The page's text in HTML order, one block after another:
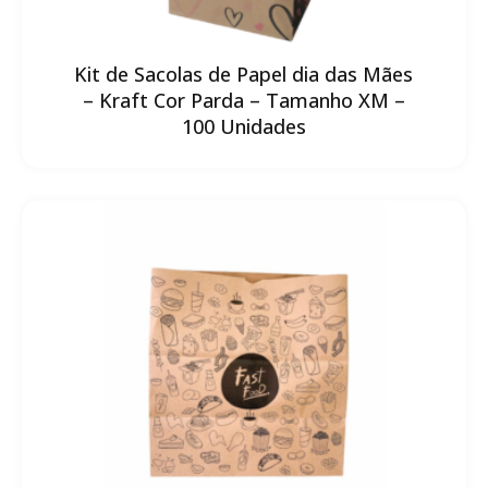
Kit de Sacolas de Papel dia das Mães
– Kraft Cor Parda – Tamanho XM –
100 Unidades